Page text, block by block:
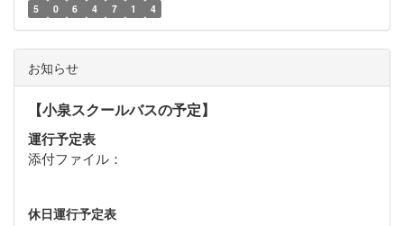
5 0 6 4 7 1 4
お知らせ
【小泉スクールバスの予定】
運行予定表
添付ファイル：
休日運行予定表